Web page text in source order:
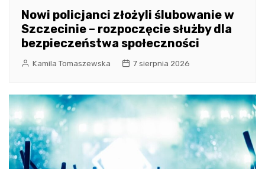
Nowi policjanci złożyli ślubowanie w
Szczecinie – rozpoczęcie służby dla
bezpieczeństwa społeczności
Kamila Tomaszewska 7 sierpnia 2026